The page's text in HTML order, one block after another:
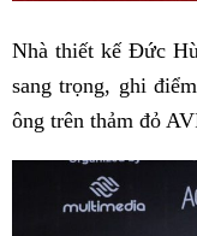
Nhà thiết kế Đức
sang trọng, ghi
ông trên thảm đỏ